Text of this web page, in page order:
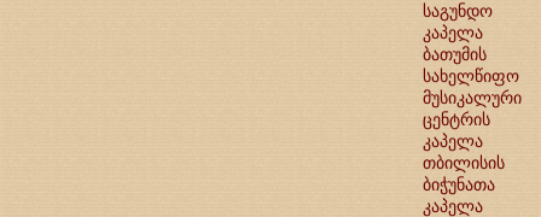
საგუნდო
კაპელა
ბათუმის
სახელწიფო
მუსიკალური
ცენტრის
კაპელა
თბილისის
ბიჭუნათა
კაპელა